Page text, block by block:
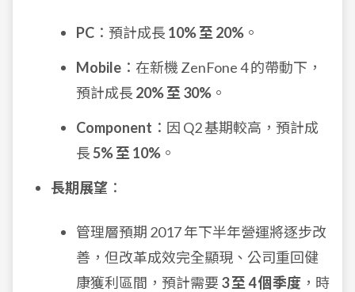
PC ：預計成長 10% 至 20% 。
Mobile ：在新機 ZenFone 4 的帶動下，
預計成長 20% 至 30% 。
Component ：因 Q2 基期較高，預計成
長5% 至 10% 。
長期展望 ：
管理層預期 2017 年下半年營運將逐步改
善，但改革成效完全顯現、公司重回健
康獲利區間，預計需要 3 至 4 個季度 ，時